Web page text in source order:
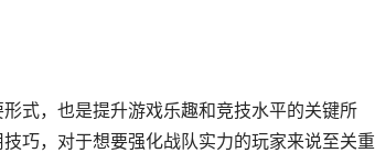
式，也是提升游戏乐趣和竞技水平的关键所
巧，对于想要强化战队实力的玩家来说至关重